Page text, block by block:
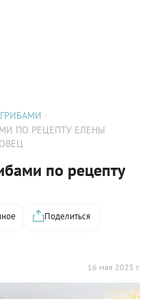
ПО РЕЦЕПТУ ЕЛЕНЫ
по рецепту
16 мая 2025 г.
Поделиться